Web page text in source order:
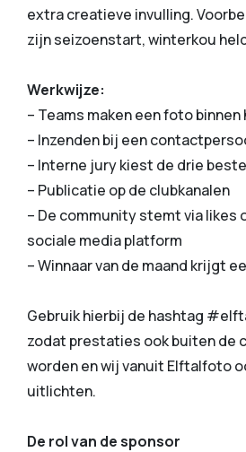
extra creatieve invulling.
zijn seizoenstart, winterkou
Werkwijze:
– Teams maken een foto
– Inzenden bij een
– Interne jury kiest de drie
– Publicatie op de clubkanalen
– De community stemt via likes
sociale media platform
– Winnaar van de maand krijgt
Gebruik hierbij de hashtag
zodat prestaties ook buiten de
worden en wij vanuit Elftalfoto
uitlichten.
De rol van de sponsor